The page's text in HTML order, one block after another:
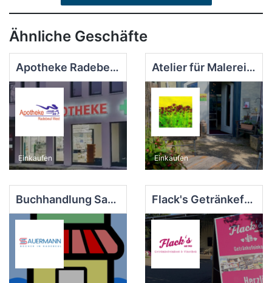
Ähnliche Geschäfte
Apotheke Radebeul West
Einkaufen
Atelier für Malerei und Glaskunst
Einkaufen
Buchhandlung Sauermann Flack's Getränkefeinkost - Vinothek - Craftbeer